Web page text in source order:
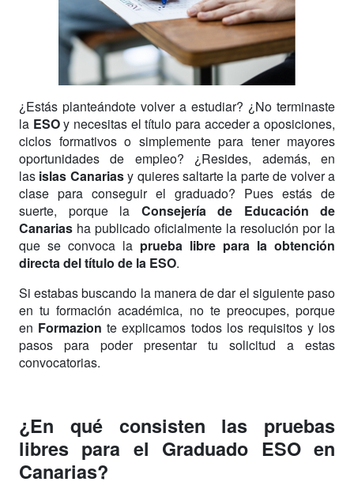
¿Estás planteándote volver a estudiar? ¿No terminaste
la ESOy necesitas el título para acceder a oposiciones,
ciclos formativos o simplemente para tener mayores
oportunidades de empleo? ¿Resides, además, en
las islas Canariasy quieres saltarte la parte de volver a
clase para conseguir el graduado? Pues estás de
suerte, porque la Consejería de Educación
de
Canarias ha publicado oficialmente la resolución por la
que se convoca la prueba libre para la obtención
directa del título de la ESO.
Si estabas buscando la manera de dar el siguiente paso
en tu formación académica, no te preocupes, porque
en Formazion te explicamos todos los requisitos y los
pasos para poder presentar tu solicitud a estas
convocatorias.
¿En qué consisten las pruebas
libres para el Graduado ESO en
Canarias?